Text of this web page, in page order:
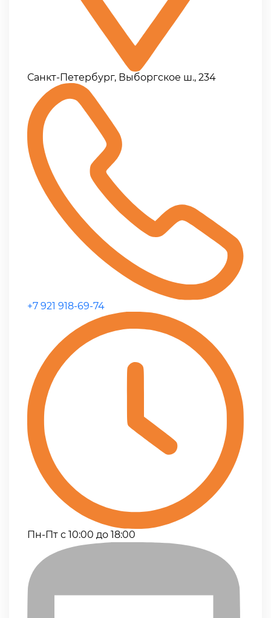
Санкт-Петербург, Выборгское ш., 234
+7 921 918-69-74
Пн-Пт с 10:00 до 18:00